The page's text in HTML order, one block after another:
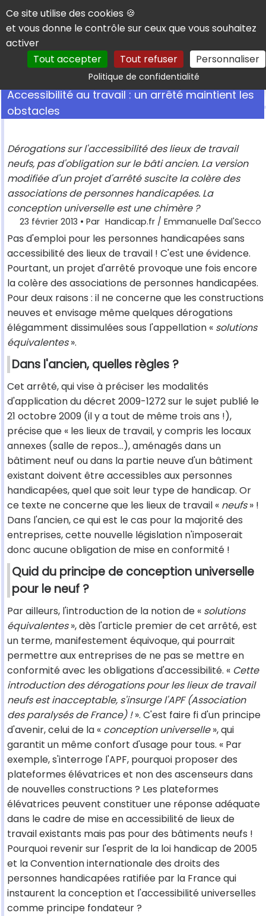
Panneau de gestion des cookies
Ce site utilise des cookies 🍪
et vous donne le contrôle sur ceux que vous souhaitez
activer
Tout accepter
Tout refuser Personnaliser
Politique de confidentialitéRechercher
Accessibilité au travail : un arrêté maintient les
obstacles
Dérogations sur l'accessibilité des lieux de travail
neufs, pas d'obligation sur le bâti ancien. La version
modifiée d'un projet d'arrêté suscite la colère des
associations de personnes handicapées. La
conception universelle est une chimère ?
23 février 2013 • Par Handicap.fr / Emmanuelle Dal'Secco
Pas d'emploi pour les personnes handicapées sans
accessibilité des lieux de travail ! C'est une évidence.
Pourtant, un projet d'arrêté provoque une fois encore
la colère des associations de personnes handicapées.
Pour deux raisons : il ne concerne que les constructions
neuves et envisage même quelques dérogations
élégamment dissimulées sous l'appellation « solutions
équivalentes».
Dans l'ancien, quelles règles ?
Cet arrêté, qui vise à préciser les modalités
d'application du décret 2009-1272 sur le sujet publié le
21 octobre 2009 (il y a tout de même trois ans !),
précise que « les lieux de travail, y compris les locaux
annexes (salle de repos...), aménagés dans un
bâtiment neuf ou dans la partie neuve d'un bâtiment
existant doivent être accessibles aux personnes
handicapées, quel que soit leur type de handicap. Or
ce texte ne concerne que les lieux de travail « neufs» !
Dans l'ancien, ce qui est le cas pour la majorité des
entreprises, cette nouvelle législation n'imposerait
donc aucune obligation de mise en conformité !
Quid du principe de conception universelle
pour le neuf ?
Par ailleurs, l'introduction de la notion de « solutions
équivalentes», dès l'article premier de cet arrêté, est
un terme, manifestement équivoque, qui pourrait
permettre aux entreprises de ne pas se mettre en
conformité avec les obligations d'accessibilité. « Cette
introduction des dérogations pour les lieux de travail
neufs est inacceptable, s'insurge l'APF (Association
des paralysés de France) !». C'est faire fi d'un principe
d'avenir, celui de la « conception universelle», qui
garantit un même confort d'usage pour tous. « Par
exemple, s'interroge l'APF, pourquoi proposer des
plateformes élévatrices et non des ascenseurs dans
de nouvelles constructions ? Les plateformes
élévatrices peuvent constituer une réponse adéquate
dans le cadre de mise en accessibilité de lieux de
travail existants mais pas pour des bâtiments neufs !
Pourquoi revenir sur l'esprit de la loi handicap de 2005
et la Convention internationale des droits des
personnes handicapées ratifiée par la France qui
instaurent la conception et l'accessibilité universelles
comme principe fondateur ?